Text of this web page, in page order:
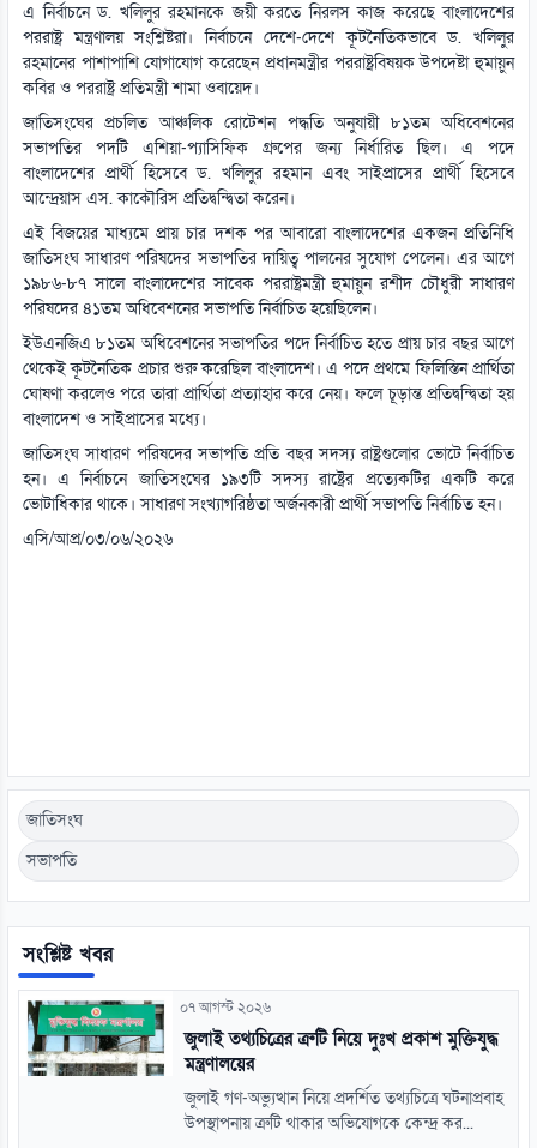
এ নির্বাচনে ড. খলিলুর রহমানকে জয়ী করতে নিরলস কাজ করেছে বাংলাদেশের
পররাষ্ট্র মন্ত্রণালয় সংশ্লিষ্টরা। নির্বাচনে দেশে-দেশে কূটনৈতিকভাবে ড. খলিলুর
রহমানের পাশাপাশি যোগাযোগ করেছেন প্রধানমন্ত্রীর পররাষ্ট্রবিষয়ক উপদেষ্টা হুমায়ুন
কবির ও পররাষ্ট্র প্রতিমন্ত্রী শামা ওবায়েদ।
জাতিসংঘের প্রচলিত আঞ্চলিক রোটেশন পদ্ধতি অনুযায়ী ৮১তম অধিবেশনের
সভাপতির পদটি এশিয়া-প্যাসিফিক গ্রুপের জন্য নির্ধারিত ছিল। এ পদে
বাংলাদেশের প্রার্থী হিসেবে ড. খলিলুর রহমান এবং সাইপ্রাসের প্রার্থী হিসেবে
আন্দ্রেয়াস এস. কাকৌরিস প্রতিদ্বন্দ্বিতা করেন।
এই বিজয়ের মাধ্যমে প্রায় চার দশক পর আবারো বাংলাদেশের একজন প্রতিনিধি
জাতিসংঘ সাধারণ পরিষদের সভাপতির দায়িত্ব পালনের সুযোগ পেলেন। এর আগে
১৯৮৬-৮৭ সালে বাংলাদেশের সাবেক পররাষ্ট্রমন্ত্রী হুমায়ুন রশীদ চৌধুরী সাধারণ
পরিষদের ৪১তম অধিবেশনের সভাপতি নির্বাচিত হয়েছিলেন।
ইউএনজিএ ৮১তম অধিবেশনের সভাপতির পদে নির্বাচিত হতে প্রায় চার বছর আগে
থেকেই কূটনৈতিক প্রচার শুরু করেছিল বাংলাদেশ। এ পদে প্রথমে ফিলিস্তিন প্রার্থিতা
ঘোষণা করলেও পরে তারা প্রার্থিতা প্রত্যাহার করে নেয়। ফলে চূড়ান্ত প্রতিদ্বন্দ্বিতা হয়
বাংলাদেশ ও সাইপ্রাসের মধ্যে।
জাতিসংঘ সাধারণ পরিষদের সভাপতি প্রতি বছর সদস্য রাষ্ট্রগুলোর ভোটে নির্বাচিত
হন। এ নির্বাচনে জাতিসংঘের ১৯৩টি সদস্য রাষ্ট্রের প্রত্যেকটির একটি করে
ভোটাধিকার থাকে। সাধারণ সংখ্যাগরিষ্ঠতা অর্জনকারী প্রার্থী সভাপতি নির্বাচিত হন।
এসি/আপ্র/০৩/০৬/২০২৬
জাতিসংঘ
সভাপতি
সংশ্লিষ্ট খবর
০৭ আগস্ট ২০২৬
জুলাই তথ্যচিত্রের ত্রুটি নিয়ে দুঃখ প্রকাশ মুক্তিযুদ্ধ
মন্ত্রণালয়ের
জুলাই গণ-অভ্যুত্থান নিয়ে প্রদর্শিত তথ্যচিত্রে ঘটনাপ্রবাহ
উপস্থাপনায় ত্রুটি থাকার অভিযোগকে কেন্দ্র কর...